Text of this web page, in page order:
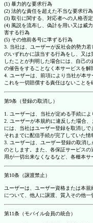
(1) 暴力的な要求行為
(2) 法的な責任を超えた不当な要求行為
(3) 取引に関する、対応者への人格否
(4) 風説を流布し、偽計を用い又は威
害する行為
(5) その他前各号に準ずる行為
3. 当社は、ユーザーが反社会的勢力
のいずれかに該当する行為をし、又
したことが判明した場合には、自己
の催告をすることなく本サービスを解
4. ユーザーは、前項により当社が本
これを一切賠償する責任はないことを
第9条（登録の取消し）
1. ユーザーは、当社が定める手続に
2. ユーザーが本規約に違反した場合
には、当社はユーザー登録を取消しで
それまでに配信手続が完了していた情
3. ユーザーは、ユーザー登録の取消
のとします。また、各保証サービス
用が一切出来なくなるなど、各種本サ
第10条（譲渡禁止）
ユーザーは、ユーザー資格または本
について、他人に譲渡、質入その他一
第11条（モバイル会員の統合）